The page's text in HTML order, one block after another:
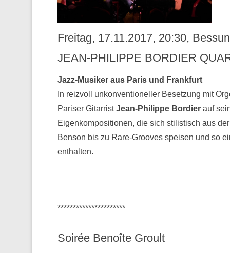
Freitag, 17.11.2017, 20:30,
JEAN-PHILIPPE BORDIER
Jazz-Musiker aus Paris und Frankfurt
In reizvoll unkonventioneller Besetzung mit
Pariser GitarristJean-Philippe Bordier auf
Eigenkompositionen, die sich stilistisch aus
Benson bis zu Rare-Grooves speisen und so
enthalten.
**********************
Soirée Benoîte Groult